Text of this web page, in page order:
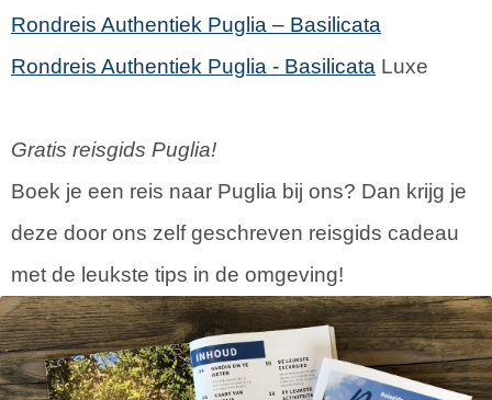
Rondreis Authentiek Puglia – Basilicata
Rondreis Authentiek Puglia - Basilicata Luxe
Gratis reisgids Puglia!
Boek je een reis naar Puglia bij ons? Dan krijg je
deze door ons zelf geschreven reisgids cadeau
met de leukste tips in de omgeving!